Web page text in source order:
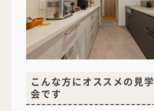
こんな方にオススメの見
会です